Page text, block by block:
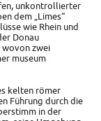
unkontrollierter
dem „Limes“
wie Rhein und
Donau
zwei
museum
kelten römer
Führung durch die
in der